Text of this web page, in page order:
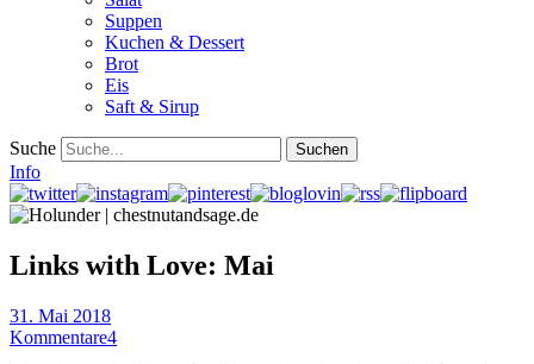
Suppen
Kuchen & Dessert
Brot
Eis
Saft & Sirup
Suche
Info
Links with Love: Mai
31. Mai 2018
Kommentare4